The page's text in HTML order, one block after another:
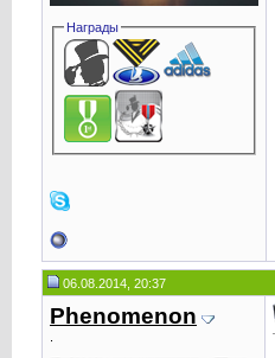
Награды
06.08.2014, 20:37
Phenomenоn